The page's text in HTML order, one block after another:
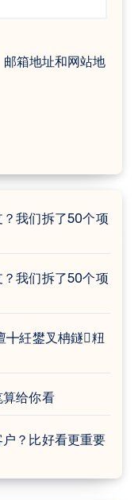
箱地址和网站地
我们拆了50个项
我们拆了50个项
╋紝鐢叉柟鐩粈
给你看
？比好看更重要